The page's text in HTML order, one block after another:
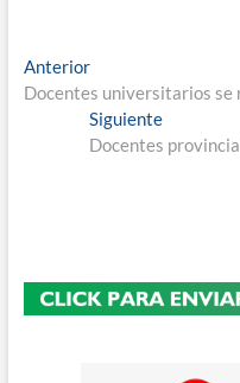
Navegación
de
entradas
AnteriorEntrada
anterior:
Docentes universitarios
SiguienteEntrada
siguiente:
Docentes